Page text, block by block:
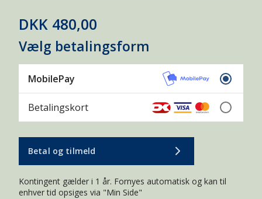
MESSE NATUROPLEVELSER
PRESSEMEDDELELSER REJSE
SMOLTVAGT TURISME
VAND OG NATUR
ELFISKERI ENTOMOLOGI
FISKEBESTANDE FISKEBIOLOGI
DKK 480,00
Vælg betalingsform
MobilePay
Betalingskort
Betal og tilmeld
Kontingent gælder i 1 år. Fornyes automatisk og kan til
enhver tid opsiges via "Min Side"